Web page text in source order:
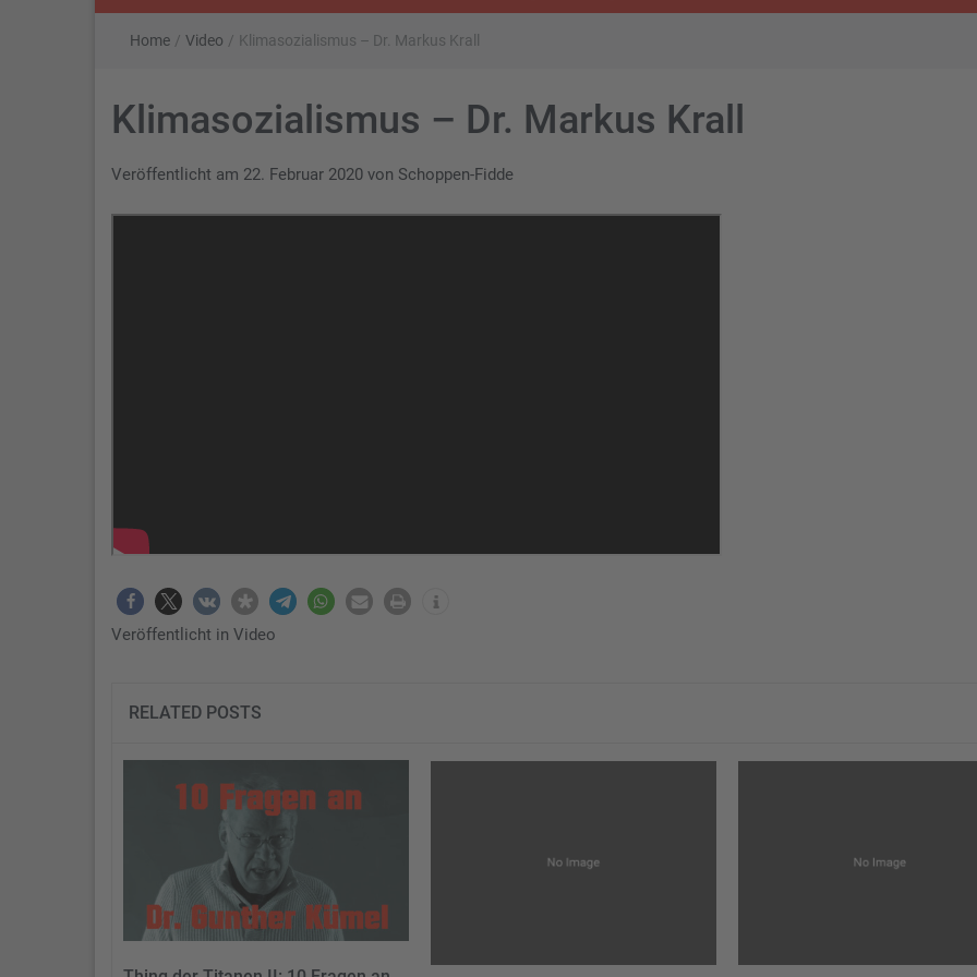
Home / Video / Klimasozialismus – Dr. Markus Krall
Klimasozialismus – Dr. Markus Krall
Veröffentlicht am 22. Februar 2020 von Schoppen-Fidde
Veröffentlicht in Video
RELATED POSTS